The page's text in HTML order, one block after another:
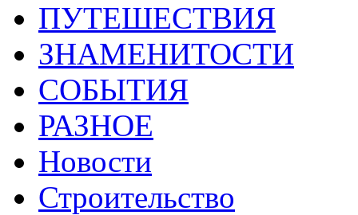
ПУТЕШЕСТВИЯ
ЗНАМЕНИТОСТИ
СОБЫТИЯ
РАЗНОЕ
Новости
Строительство